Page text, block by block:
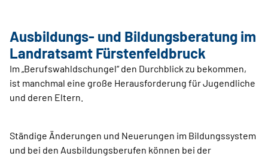
Ausbildungs- und Bildungsberatung im
Landratsamt Fürstenfeldbruck
Im „Berufswahldschungel“ den Durchblick zu bekommen,
ist manchmal eine große Herausforderung für Jugendliche
und deren Eltern.
Ständige Änderungen und Neuerungen im Bildungssystem
und bei den Ausbildungsberufen können bei der